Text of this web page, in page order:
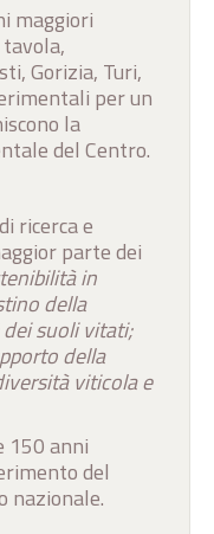
maggiori
Gorizia, Turi,
per un
la
del Centro.
ricerca e
parte dei
in
della
suoli vitati;
della
viticola e
150 anni
del
nazionale.